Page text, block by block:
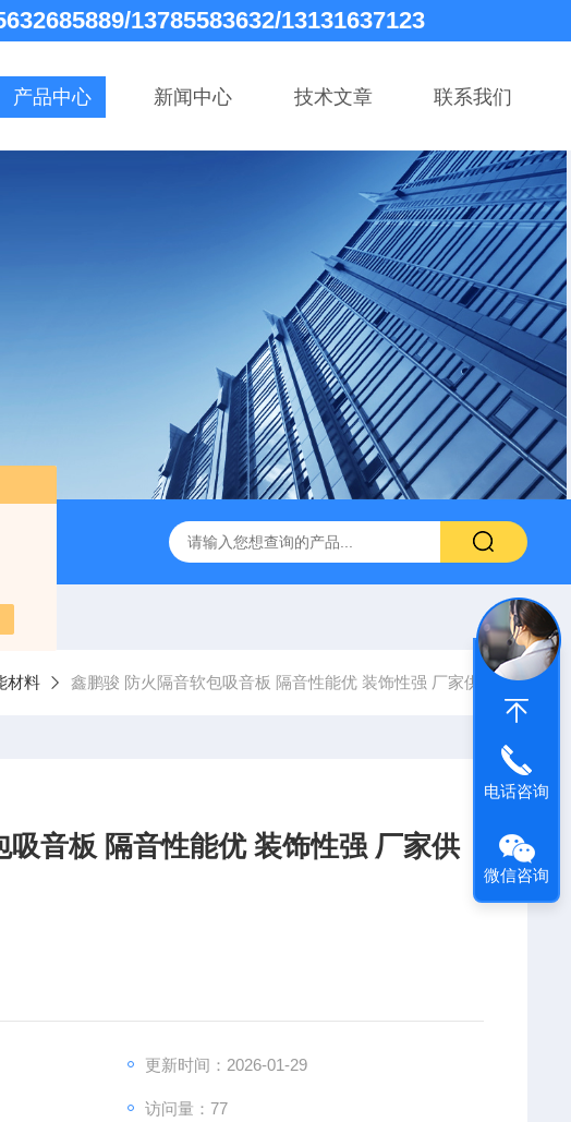
13785583632/13131637123
产品中心 新闻中心 技术文章 联系我们
600*600 600*1200鑫鹏骏 岩棉天花板 防火抗下陷 吸音吊顶 玻纤
材料 鑫鹏骏 防火隔音软包吸音板 隔音性能优 装饰性强 厂家供应
音板 隔音性能优 装饰性强 厂家供
更新时间：2026-01-29
访问量：77
电话咨询
微信咨询